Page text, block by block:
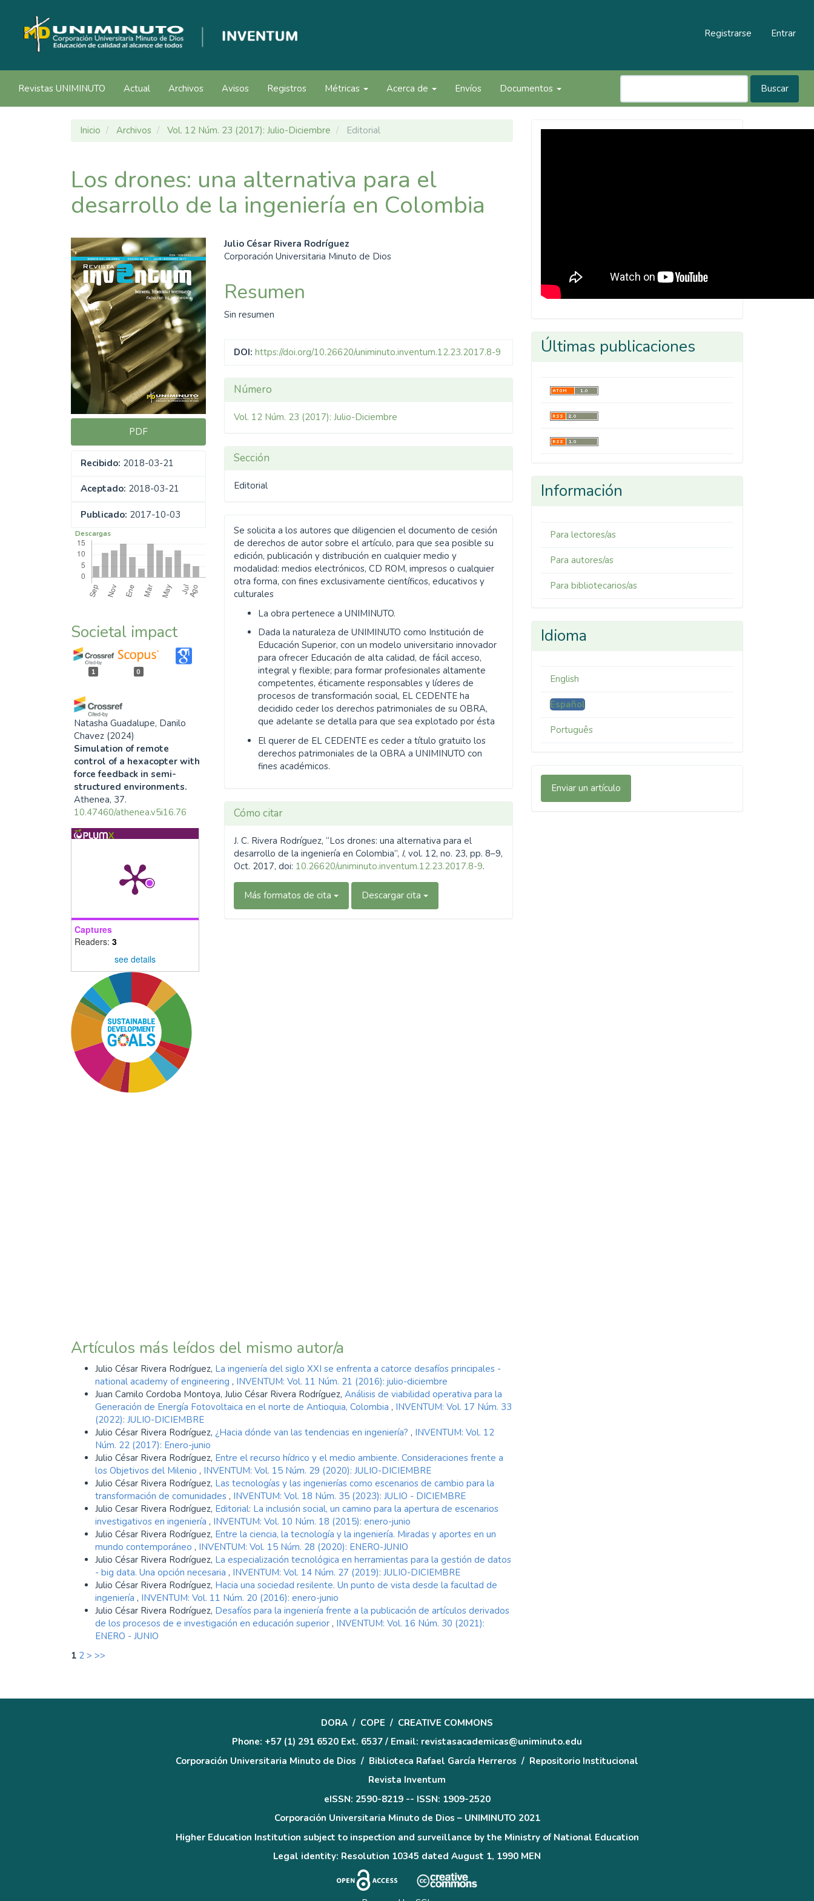
principal
Contenido
principal
Barra
lateral
Registrarse Entrar
Revistas UNIMINUTO Actual Archivos Avisos Registros Métricas Acerca de Envíos Documentos Buscar
Inicio Archivos Vol. 12 Núm. 23 (2017): Julio-Diciembre Editorial
Los drones: una alternativa para el
desarrollo de la ingeniería en Colombia
Barra
lateral
del
artículo
PDF
Recibido: 2018-03-21
Aceptado: 2018-03-21
Publicado: 2017-10-03
Descargas
Societal impact
1 0
Natasha Guadalupe, Danilo
Chavez (2024)
Simulation of remote
control of a hexacopter with
force feedback in semi-
structured environments.
Athenea, 37.
10.47460/athenea.v5i16.76
Captures
Readers: 3
see details
Contenido
principal
del
artículo
Julio César Rivera Rodríguez
Corporación Universitaria Minuto de Dios
Resumen
Sin resumen
DOI: https://doi.org/10.26620/uniminuto.inventum.12.23.2017.8-9
Detalles
del
Número
Vol. 12 Núm. 23 (2017): Julio-Diciembre
Sección
Editorial
Se solicita a los autores que diligencien el documento de cesión
de derechos de autor sobre el artículo, para que sea posible su
edición, publicación y distribución en cualquier medio y
modalidad: medios electrónicos, CD ROM, impresos o cualquier
otra forma, con fines exclusivamente científicos, educativos y
culturales
La obra pertenece a UNIMINUTO.
Dada la naturaleza de UNIMINUTO como Institución de
Educación Superior, con un modelo universitario innovador
para ofrecer Educación de alta calidad, de fácil acceso,
integral y flexible; para formar profesionales altamente
competentes, éticamente responsables y líderes de
procesos de transformación social, EL CEDENTE ha
decidido ceder los derechos patrimoniales de su OBRA,
que adelante se detalla para que sea explotado por ésta
El querer de EL CEDENTE es ceder a título gratuito los
derechos patrimoniales de la OBRA a UNIMINUTO con
fines académicos.
Cómo citar
J. C. Rivera Rodríguez, “Los drones: una alternativa para el
desarrollo de la ingeniería en Colombia”, I, vol. 12, no. 23, pp. 8–9,
Oct. 2017, doi: 10.26620/uniminuto.inventum.12.23.2017.8-9.
Más formatos de cita Descargar cita
Artículos más leídos del mismo autor/a
Julio César Rivera Rodríguez, La ingeniería del siglo XXI se enfrenta a catorce desafíos principales -
national academy of engineering , INVENTUM: Vol. 11 Núm. 21 (2016): julio-diciembre
Juan Camilo Cordoba Montoya, Julio César Rivera Rodríguez, Análisis de viabilidad operativa para la
Generación de Energía Fotovoltaica en el norte de Antioquia, Colombia , INVENTUM: Vol. 17 Núm. 33
(2022): JULIO-DICIEMBRE
Julio César Rivera Rodríguez, ¿Hacia dónde van las tendencias en ingeniería? , INVENTUM: Vol. 12
Núm. 22 (2017): Enero-junio
Julio César Rivera Rodríguez, Entre el recurso hídrico y el medio ambiente. Consideraciones frente a
los Objetivos del Milenio , INVENTUM: Vol. 15 Núm. 29 (2020): JULIO-DICIEMBRE
Julio César Rivera Rodríguez, Las tecnologías y las ingenierías como escenarios de cambio para la
transformación de comunidades , INVENTUM: Vol. 18 Núm. 35 (2023): JULIO - DICIEMBRE
Julio Cesar Rivera Rodríguez, Editorial: La inclusión social, un camino para la apertura de escenarios
investigativos en ingeniería , INVENTUM: Vol. 10 Núm. 18 (2015): enero-junio
Julio César Rivera Rodríguez, Entre la ciencia, la tecnología y la ingeniería. Miradas y aportes en un
mundo contemporáneo , INVENTUM: Vol. 15 Núm. 28 (2020): ENERO-JUNIO
Julio César Rivera Rodríguez, La especialización tecnológica en herramientas para la gestión de datos
- big data. Una opción necesaria , INVENTUM: Vol. 14 Núm. 27 (2019): JULIO-DICIEMBRE
Julio César Rivera Rodríguez, Hacia una sociedad resilente. Un punto de vista desde la facultad de
ingeniería , INVENTUM: Vol. 11 Núm. 20 (2016): enero-junio
Julio César Rivera Rodríguez, Desafíos para la ingeniería frente a la publicación de artículos derivados
de los procesos de e investigación en educación superior , INVENTUM: Vol. 16 Núm. 30 (2021):
ENERO - JUNIO
1 2 > >>
Revista
Últimas publicaciones
Información
Para lectores/as
Para autores/as
Para bibliotecarios/as
Idioma
English
Español
Português
Enviar
unEnviar un artículo
DORA / COPE / CREATIVE COMMONS
Phone: +57 (1) 291 6520 Ext. 6537 / Email: revistasacademicas@uniminuto.edu
Corporación Universitaria Minuto de Dios / Biblioteca Rafael García Herreros / Repositorio Institucional
Revista Inventum
eISSN: 2590-8219 -- ISSN: 1909-2520
Corporación Universitaria Minuto de Dios – UNIMINUTO 2021
Higher Education Institution subject to inspection and surveillance by the Ministry of National Education
Legal identity: Resolution 10345 dated August 1, 1990 MEN